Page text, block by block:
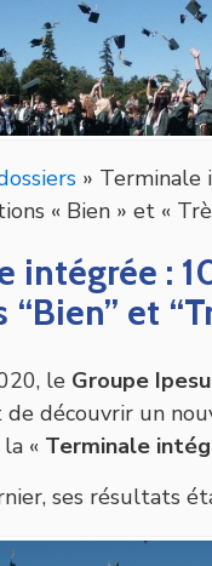
» Terminale
« Bien » et «
intégrée :
et
le Groupe
découvrir un
« Terminale
ses résultats